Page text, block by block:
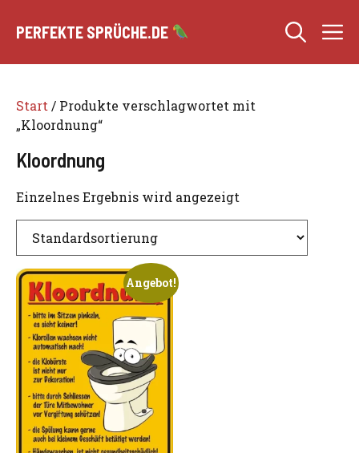
Inhalt
PERFEKTE SPRÜCHE.DE
Start / Produkte verschlagwortet mit
„Kloordnung“
Kloordnung
Einzelnes Ergebnis wird angezeigt
Angebot!